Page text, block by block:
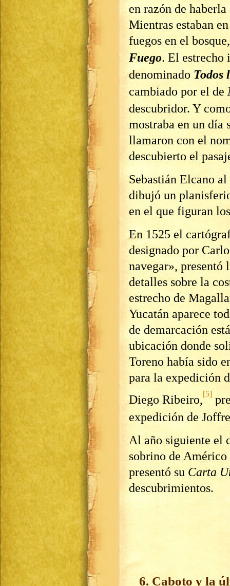
en razón de
Mientras estaban
fuegos en el
Fuego. El estrecho
denominado Todos
cambiado por el de
descubridor. Y
mostraba en un día
llamaron con el
descubierto el
Sebastián Elcano
dibujó un
en el que figuran
En 1525 el
designado por
navegar»,
detalles sobre la
estrecho de
Yucatán aparece
de demarcación
ubicación donde
Toreno había sido
para la expedición
Diego Ribeiro,[5]
expedición de
Al año siguiente el
sobrino de
presentó su Carta
descubrimientos.
6. Caboto y la